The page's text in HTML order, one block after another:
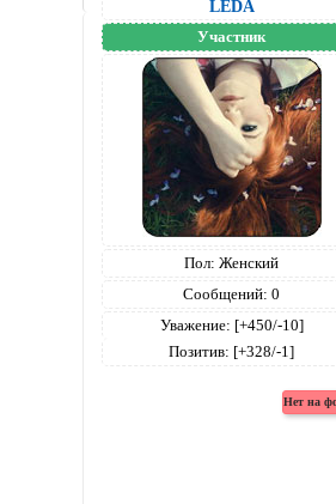
LEDA
Участник
Пол: Женский
Сообщений: 0
Уважение: [+450/-10]
Позитив: [+328/-1]